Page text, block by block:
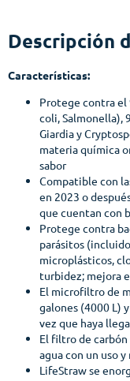
Descripción
Características:
Protege contra el
coli, Salmonella),
Giardia y
materia química
sabor
Compatible con
en 2023 o
que cuentan con
Protege contra
parásitos
microplásticos,
turbidez; mejora
El microfiltro de
galones (4000 L)
vez que haya
El filtro de carbón
agua con un uso
LifeStraw se